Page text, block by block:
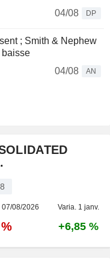
04/08
DP
; Smith & Nephew
baisse
04/08
AN
07/08/2026 Varia. 1 janv.
+6,85 %